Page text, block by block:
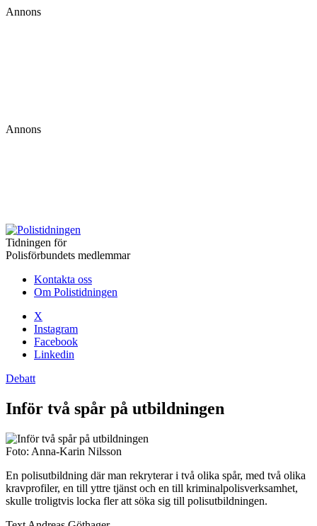
Annons
Annons
Tidningen för
Polisförbundets medlemmar
Kontakta oss
Om Polistidningen
X
Instagram
Facebook
Linkedin
Debatt
Inför två spår på utbildningen
Foto: Anna-Karin Nilsson
En polisutbildning där man rekryterar i två olika spår, med två olika
kravprofiler, en till yttre tjänst och en till kriminalpolisverksamhet,
skulle troligtvis locka fler att söka sig till polisutbildningen.